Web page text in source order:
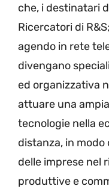
che, i destinatari
Ricercatori di
agendo in rete
divengano
ed organizzativa
attuare una
tecnologie nella
distanza, in modo
delle imprese nel
produttive e